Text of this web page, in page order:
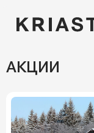
АКЦИИ